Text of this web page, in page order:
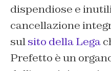
dispendiose e
cancellazione
sulsito della Lega
Prefetto è un